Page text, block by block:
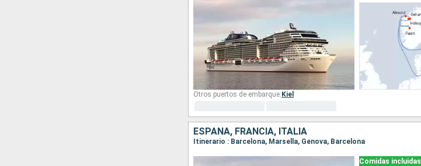
Otros puertos de embarque: Kiel
ESPAÑA, FRANCIA, ITALIA
Itinerario : Barcelona, Marsella, Genova, Barcelona
Comidas incluidas